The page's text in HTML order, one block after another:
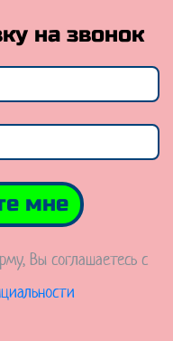
на звонок
мне
Вы соглашаетесь с